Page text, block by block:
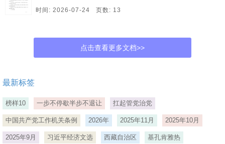
时间: 2026-07-24 页数: 13
点击查看更多文档>>
最新标签
榜样10 一步不停歇半步不退让 扛起管党治党
中国共产党工作机关条例 2026年 2025年11月 2025年10月
2025年9月 习近平经济文选 西藏自治区 基孔肯雅热